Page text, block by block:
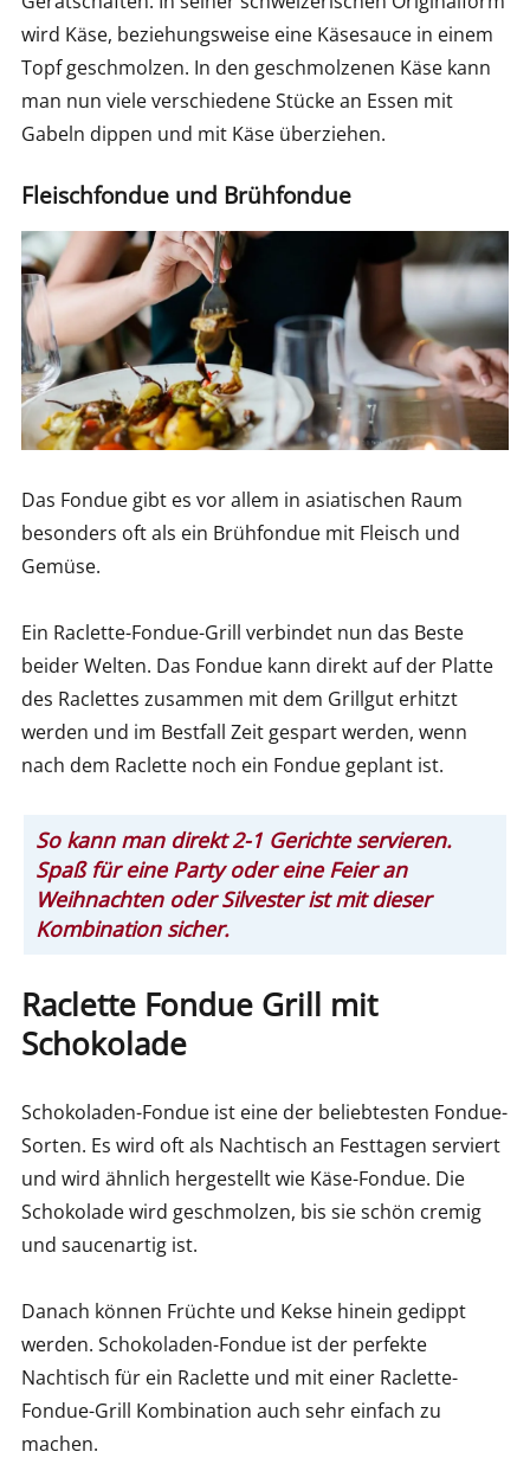
wird Käse, beziehungsweise eine Käsesauce in einem
Topf geschmolzen. In den geschmolzenen Käse kann
man nun viele verschiedene Stücke an Essen mit
Gabeln dippen und mit Käse überziehen.
Fleischfondue und Brühfondue
Das Fondue gibt es vor allem in asiatischen Raum
besonders oft als ein Brühfondue mit Fleisch und
Gemüse.
Ein Raclette-Fondue-Grill verbindet nun das Beste
beider Welten. Das Fondue kann direkt auf der Platte
des Raclettes zusammen mit dem Grillgut erhitzt
werden und im Bestfall Zeit gespart werden, wenn
nach dem Raclette noch ein Fondue geplant ist.
So kann man direkt 2-1 Gerichte servieren.
Spaß für eine Party oder eine Feier an
Weihnachten oder Silvester ist mit dieser
Kombination sicher.
Raclette Fondue Grill mit
Schokolade
Schokoladen-Fondue ist eine der beliebtesten Fondue-
Sorten. Es wird oft als Nachtisch an Festtagen serviert
und wird ähnlich hergestellt wie Käse-Fondue. Die
Schokolade wird geschmolzen, bis sie schön cremig
und saucenartig ist.
Danach können Früchte und Kekse hinein gedippt
werden. Schokoladen-Fondue ist der perfekte
Nachtisch für ein Raclette und mit einer Raclette-
Fondue-Grill Kombination auch sehr einfach zu
machen.